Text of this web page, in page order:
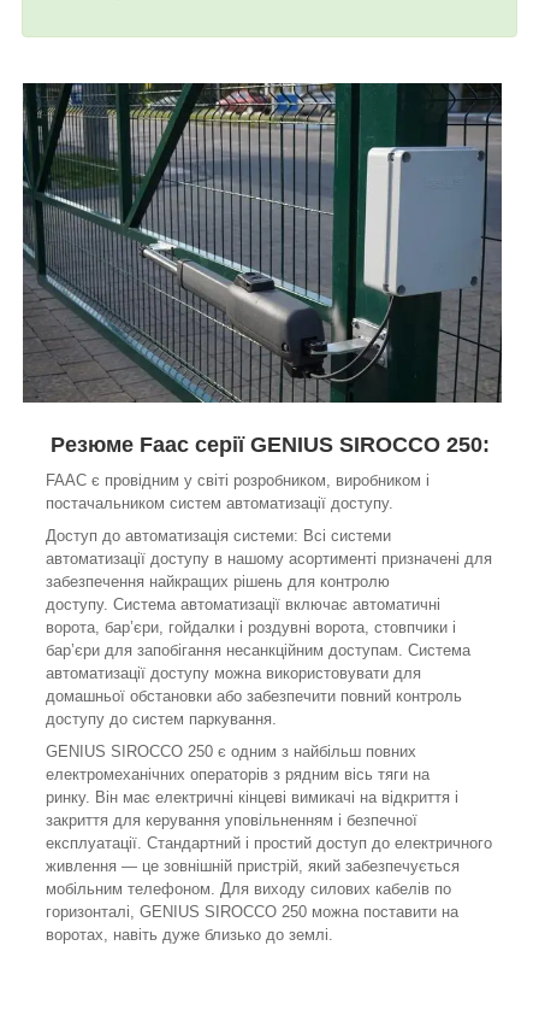
Резюме Faac серії GENIUS SIROCCO 250:
FAAC є провідним у світі розробником, виробником і
постачальником систем автоматизації доступу.
Доступ до автоматизація системи: Всі системи
автоматизації доступу в нашому асортименті призначені для
забезпечення найкращих рішень для контролю
доступу. Система автоматизації включає автоматичні
ворота, бар’єри, гойдалки і роздувні ворота, стовпчики і
бар’єри для запобігання несанкційним доступам. Система
автоматизації доступу можна використовувати для
домашньої обстановки або забезпечити повний контроль
доступу до систем паркування.
GENIUS SIROCCO 250 є одним з найбільш повних
електромеханічних операторів з рядним вісь тяги на
ринку. Він має електричні кінцеві вимикачі на відкриття і
закриття для керування уповільненням і безпечної
експлуатації. Стандартний і простий доступ до електричного
живлення — це зовнішній пристрій, який забезпечується
мобільним телефоном. Для виходу силових кабелів по
горизонталі, GENIUS SIROCCO 250 можна поставити на
воротах, навіть дуже близько до землі.